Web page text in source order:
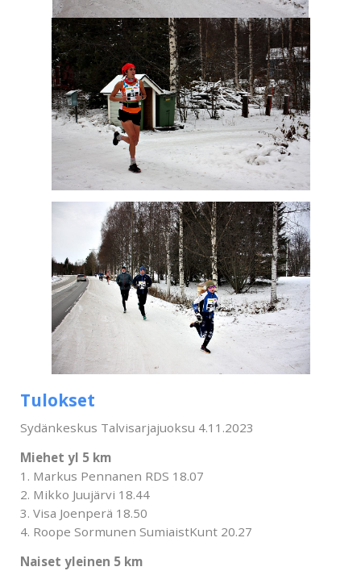
Tulokset
Sydänkeskus Talvisarjajuoksu 4.11.2023
Miehet yl 5 km
1. Markus Pennanen RDS 18.07
2. Mikko Juujärvi 18.44
3. Visa Joenperä 18.50
4. Roope Sormunen SumiaistKunt 20.27
Naiset yleinen 5 km